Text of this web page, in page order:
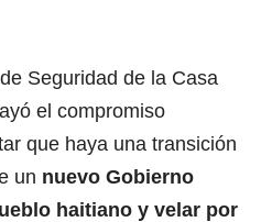
Seguridad de la Casa
el compromiso
que haya una transición
un nuevo Gobierno
haitiano y velar por